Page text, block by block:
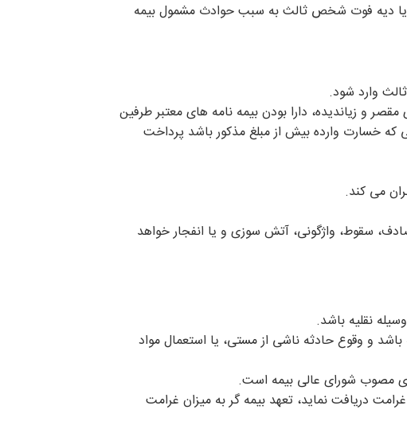
یا دیه فوت شخص ثالث به سبب حوادث مشمول بیمه
وارد شود.
مقصر و زیاندیده، دارا بودن بیمه نامه های معتبر طرفین
که خسارت وارده بیش از مبلغ مذکور باشد پرداخت
می کند.
سقوط، واژگونی، آتش سوزی و یا انفجار خواهد
و وقوع حادثه ناشی از مستی، یا استعمال مواد
دریافت نماید، تعهد بیمه گر به میزان غرامت